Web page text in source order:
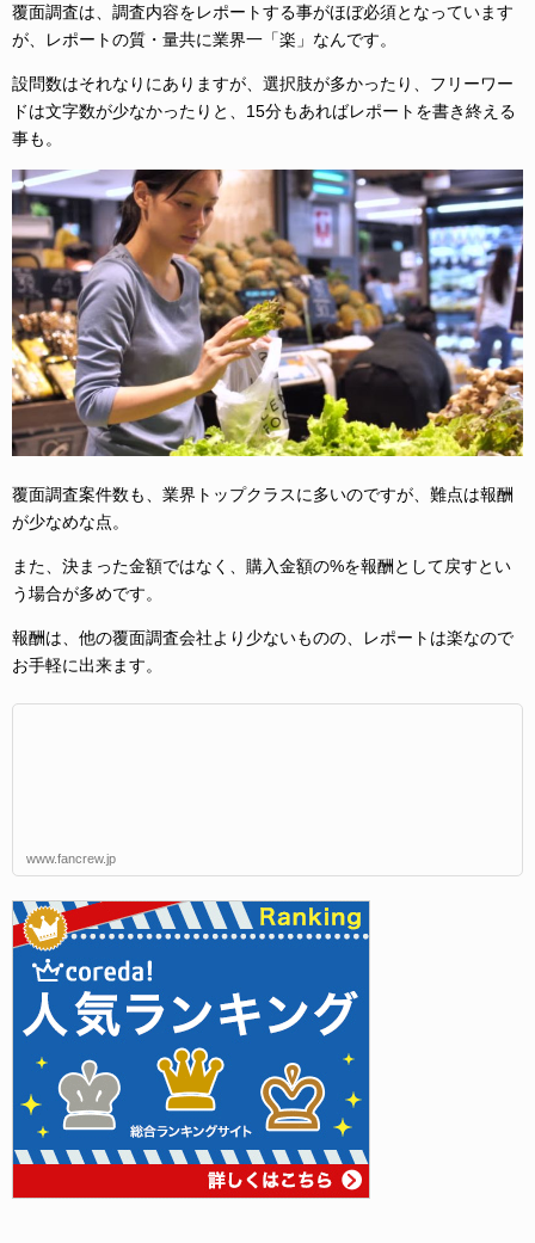
覆面調査は、調査内容をレポートする事がほぼ必須となっています
が、レポートの質・量共に業界一「楽」なんです。
設問数はそれなりにありますが、選択肢が多かったり、フリーワー
ドは文字数が少なかったりと、15分もあればレポートを書き終える
事も。
覆面調査案件数も、業界トップクラスに多いのですが、難点は報酬
が少なめな点。
また、決まった金額ではなく、購入金額の%を報酬として戻すとい
う場合が多めです。
報酬は、他の覆面調査会社より少ないものの、レポートは楽なので
お手軽に出来ます。
www.fancrew.jp